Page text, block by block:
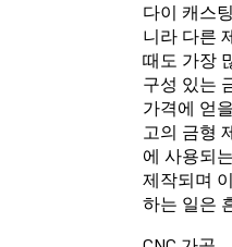
다이 캐스
니라 다른
때도 가장
구성 있는
가격에 얻
고의 금형
에 사용되
제작되며
하는 일은